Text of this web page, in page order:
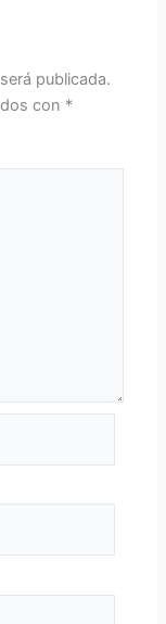
publicada.
con *